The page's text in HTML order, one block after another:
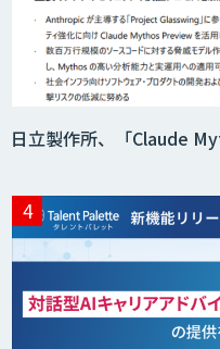
スマ
Meter
サテラ
音声
日立製作所、「Claude